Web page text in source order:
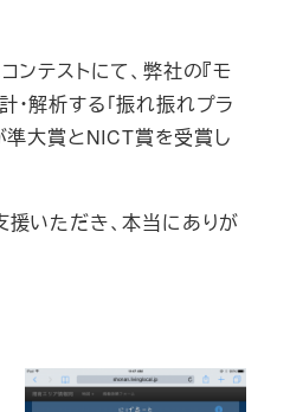
ンテストにて、弊社の『モ
解析する「振れ振れプラ
準大賞とNICT賞を受賞し
援いただき、本当にありが